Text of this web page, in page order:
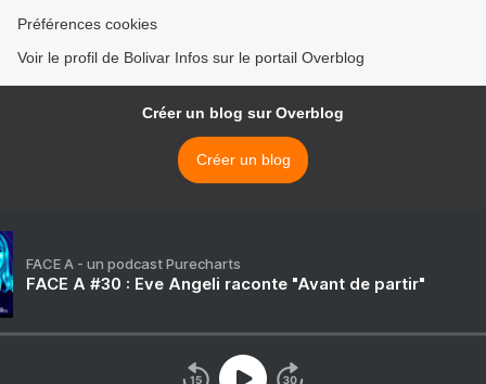
Préférences cookies
Voir le profil de Bolivar Infos sur le portail Overblog
Créer un blog sur Overblog
Créer un blog
FACE A - un podcast Purecharts
FACE A #30 : Eve Angeli raconte "Avant de partir"